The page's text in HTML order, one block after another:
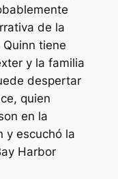
de la
tiene
y la familia
despertar
quien
en la
y escuchó la
Harbor